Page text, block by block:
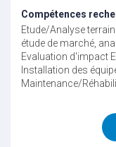
Compétences
Etude/Analyse
étude de marché,
Evaluation d'impact
Installation des
Maintenance/